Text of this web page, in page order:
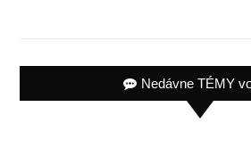
Nedávne TÉMY